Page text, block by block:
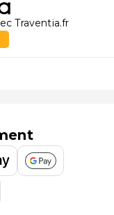
Traventia.fr